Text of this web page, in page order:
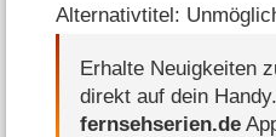
Alternativtitel:
Erhalte Neuigkeiten
direkt auf dein Handy.
fernsehserien.de